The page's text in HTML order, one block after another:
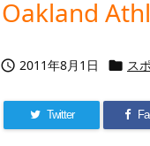
Oakland
 2011年8月1日  ス
Twitter